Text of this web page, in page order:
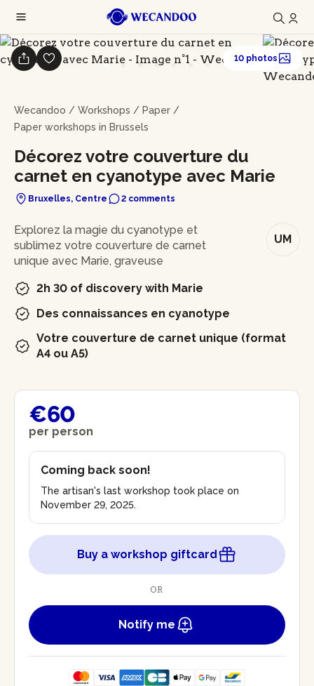
Wecandoo / Workshops / Paper /
Paper workshops in Brussels
Décorez votre couverture du
carnet en cyanotype avec Marie
Bruxelles, Centre 2 comments
10 photos
In brief
UM
Explorez la magie du cyanotype et
sublimez votre couverture de carnet
unique avec Marie, graveuse
2h 30 of discovery with Marie
Des connaissances en cyanotype
Votre couverture de carnet unique (format
A4 ou A5)
€60
per person
Coming back soon!
The artisan's last workshop took place on
November 29, 2025.
Buy a workshop giftcard
OR
Notify me